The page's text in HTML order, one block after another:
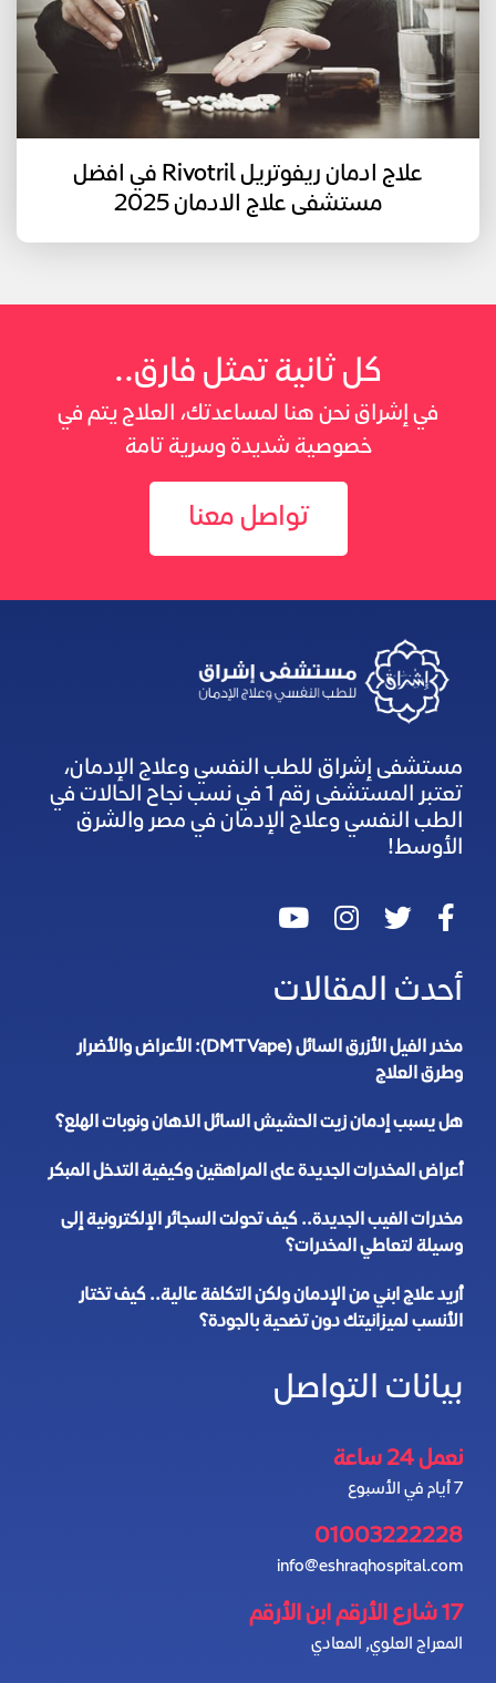
علاج ادمان ريفوتريل Rivotril في افضل
مستشفى علاج الادمان 2025
كل ثانية تمثل فارق..
في إشراق نحن هنا لمساعدتك، العلاج يتم في
خصوصية شديدة وسرية تامة
تواصل معنا
مستشفى إشراق للطب النفسي وعلاج الإدمان،
تعتبر المستشفى رقم 1 في نسب نجاح الحالات في
الطب النفسي وعلاج الإدمان في مصر والشرق
الأوسط!
أحدث المقالات
مخدر الفيل الأزرق السائل (DMT Vape): الأعراض والأضرار
وطرق العلاج
هل يسبب إدمان زيت الحشيش السائل الذهان ونوبات الهلع؟
أعراض المخدرات الجديدة على المراهقين وكيفية التدخل المبكر
مخدرات الفيب الجديدة.. كيف تحولت السجائر الإلكترونية إلى
وسيلة لتعاطي المخدرات؟
أريد علاج ابني من الإدمان ولكن التكلفة عالية.. كيف تختار
الأنسب لميزانيتك دون تضحية بالجودة؟
بيانات التواصل
نعمل 24 ساعة
7 أيام في الأسبوع
01003222228
info@eshraqhospital.com
17 شارع الأرقم ابن الأرقم
المعراج العلوي, المعادي